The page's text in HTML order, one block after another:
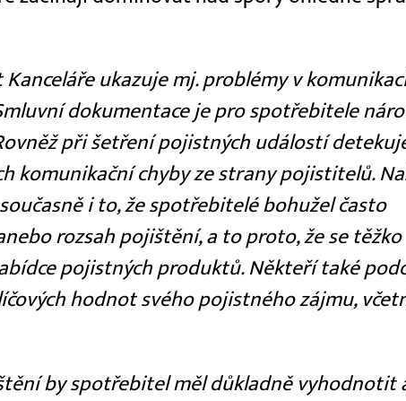
ukazuje mj. problémy v
dokumentace je pro spotřebitele
při šetření pojistných událostí
komunikační chyby ze strany pojistitelů.
i to, že spotřebitelé bohužel často
rozsah pojištění, a to proto, že se těžko
pojistných produktů. Někteří také
hodnot svého pojistného zájmu,
by spotřebitel měl důkladně vyhodnotit